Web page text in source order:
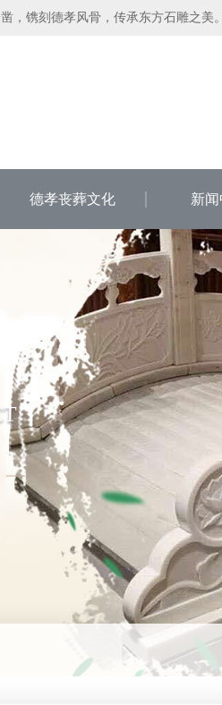
，镌刻德孝风骨，传承东方石雕之美。
德孝丧葬文化 新